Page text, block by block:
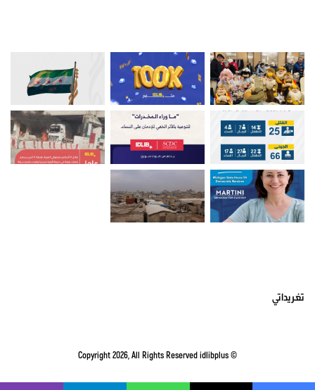
تغريداتي
© Copyright 2026, All Rights Reserved
idlibplus